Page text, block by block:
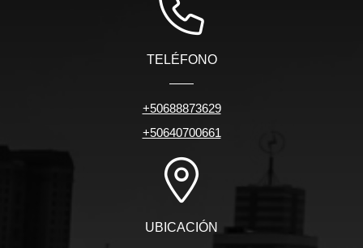
TELÉFONO
+50688873629
+50640700661
UBICACIÓN